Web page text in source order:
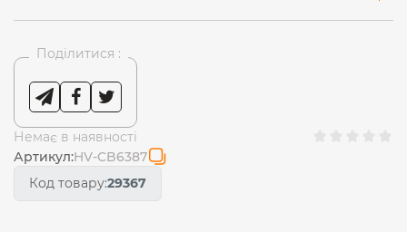
Поділитися :
Немає в наявності
Артикул:HV-CB6387
Код товару:29367